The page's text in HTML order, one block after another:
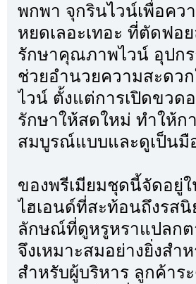
พกพา จุกรินไวน์เพื่อคว
หยดเลอะเทอะ ที่ตัดฟอ
รักษาคุณภาพไวน์ อุปก
ช่วยอำนวยความสะดว
ไวน์ ตั้งแต่การเปิดขวด
รักษาให้สดใหม่ ทำให้ก
สมบูรณ์แบบและดูเป็นมื
ของพรีเมียมชุดนี้จัดอยู่
ไฮเอนด์ที่สะท้อนถึงรส
ลักษณ์ที่ดูหรูหราแปลกต
จึงเหมาะสมอย่างยิ่งส
สำหรับผู้บริหาร ลูกค้าร